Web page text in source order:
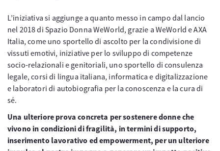
L’iniziativa si aggiunge a quanto messo in campo dal lancio
nel 2018 di Spazio Donna WeWorld, grazie a WeWorld e AXA
Italia, come uno sportello di ascolto per la condivisione di
vissuti emotivi, iniziative per lo sviluppo di competenze
socio-relazionali e genitoriali, uno sportello di consulenza
legale, corsi di lingua italiana, informatica e digitalizzazione
e laboratori di autobiografia per la conoscenza e la cura di
sé.
Una ulteriore prova concreta per sostenere donne che
vivono in condizioni di fragilità, in termini di supporto,
inserimento lavorativo ed empowerment, per un ulteriore